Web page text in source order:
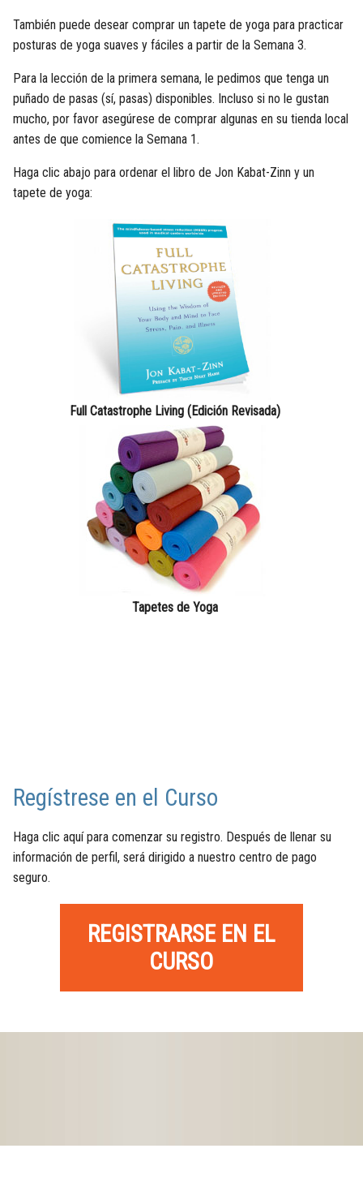
También puede desear comprar un tapete de yoga para practicar
posturas de yoga suaves y fáciles a partir de la Semana 3.
Para la lección de la primera semana, le pedimos que tenga un
puñado de pasas (sí, pasas) disponibles. Incluso si no le gustan
mucho, por favor asegúrese de comprar algunas en su tienda local
antes de que comience la Semana 1.
Haga clic abajo para ordenar el libro de Jon Kabat-Zinn y un
tapete de yoga:
Full Catastrophe Living (Edición Revisada)
Tapetes de Yoga
Regístrese en el Curso
Haga clic aquí para comenzar su registro. Después de llenar su
información de perfil, será dirigido a nuestro centro de pago
seguro.
REGISTRARSE EN EL
CURSO